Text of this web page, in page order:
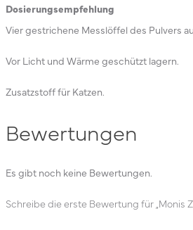
Dosierungsempfehlung
Vier gestrichene Messlöffel des Pulvers
Vor Licht und Wärme geschützt lagern.
Zusatzstoff für Katzen.
Bewertungen
Es gibt noch keine Bewertungen.
Schreibe die erste Bewertung für „Monis